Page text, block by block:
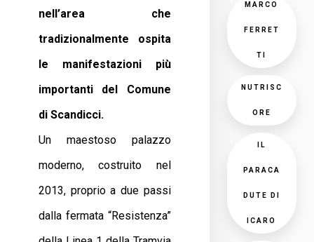
nell’area che
tradizionalmente ospita
le manifestazioni più
importanti del
Comune
di Scandicci.
Un maestoso palazzo
moderno, costruito nel
2013, proprio a due passi
dalla fermata “Resistenza”
MARCO
FERRET
TI
NUTRISC
ORE
IL
PARACA
DUTE DI
ICARO